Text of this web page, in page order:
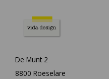
De Munt 2
8800 Roeselare